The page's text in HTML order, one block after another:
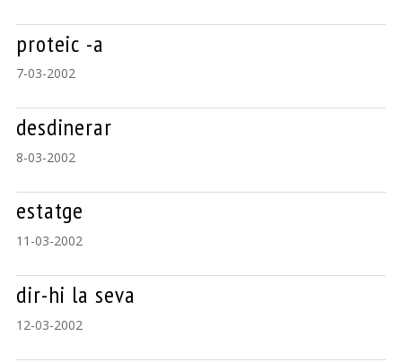
proteic -a
7-03-2002
desdinerar
8-03-2002
estatge
11-03-2002
dir-hi la seva
12-03-2002